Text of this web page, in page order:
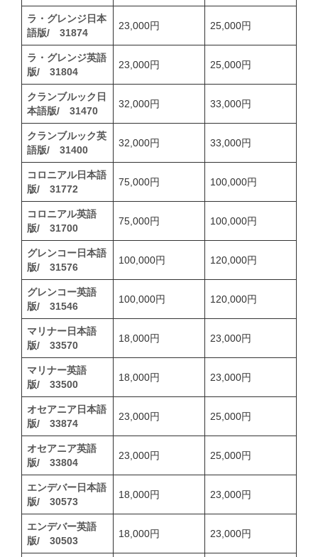
ラ・グレンジ日本
語版/ 31874
23,000円 25,000円
ラ・グレンジ英語
版/ 31804
23,000円 25,000円
クランブルック日
本語版/ 31470
32,000円 33,000円
クランブルック英
語版/ 31400
32,000円 33,000円
コロニアル日本語
版/ 31772
75,000円 100,000円
コロニアル英語
版/ 31700
75,000円 100,000円
グレンコー日本語
版/ 31576
100,000円 120,000円
グレンコー英語
版/ 31546
100,000円 120,000円
マリナー日本語
版/ 33570
18,000円 23,000円
マリナー英語
版/ 33500
18,000円 23,000円
オセアニア日本語
版/ 33874
23,000円 25,000円
オセアニア英語
版/ 33804
23,000円 25,000円
エンデバー日本語
版/ 30573
18,000円 23,000円
エンデバー英語
版/ 30503
18,000円 23,000円